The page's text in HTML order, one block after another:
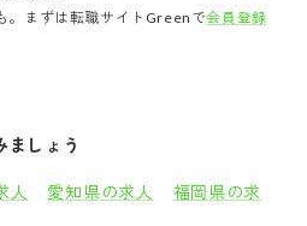
。まずは転職サイトGreenで会員登録
ましょう
人 愛知県の求人
福岡県の求